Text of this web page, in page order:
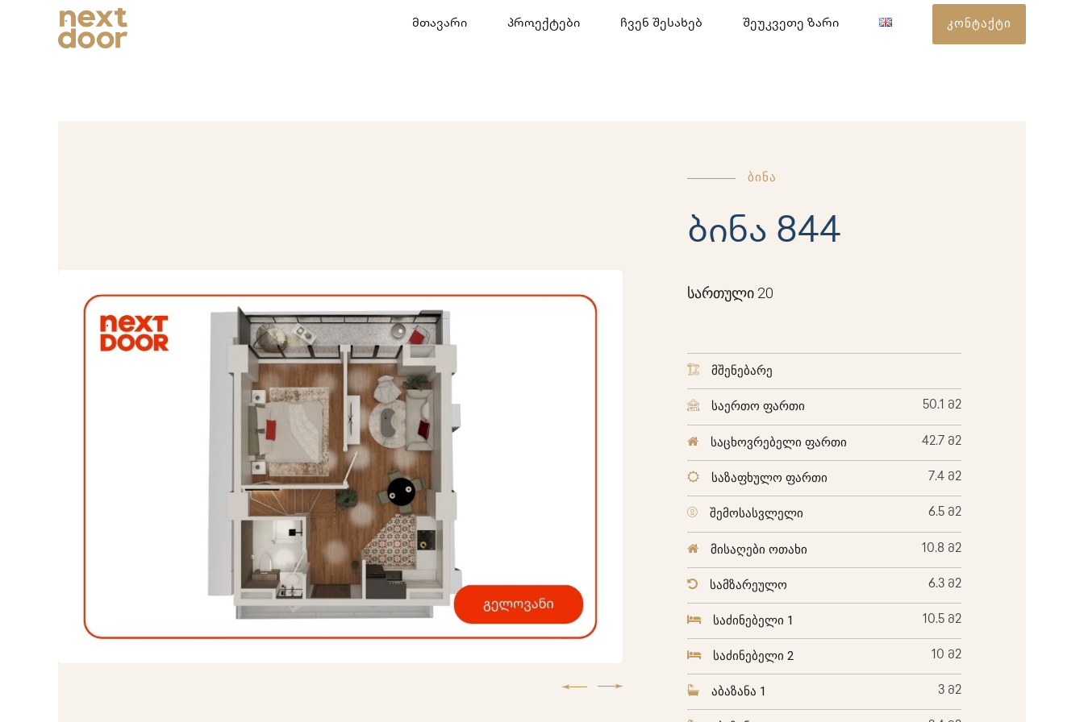
კონტაქტი
მთავარი პროექტები ჩვენ შესახებ შეუკვეთე ზარი
ბინა
ბინა 844
სართული 20
მშენებარე
საერთო ფართი 50.1 მ2
საცხოვრებელი ფართი 42.7 მ2
საზაფხულო ფართი 7.4 მ2
შემოსასვლელი 6.5 მ2
მისაღები ოთახი 10.8 მ2
სამზარეულო 6.3 მ2
საძინებელი 1 10.5 მ2
საძინებელი 2 10 მ2
აბაზანა 1 3 მ2